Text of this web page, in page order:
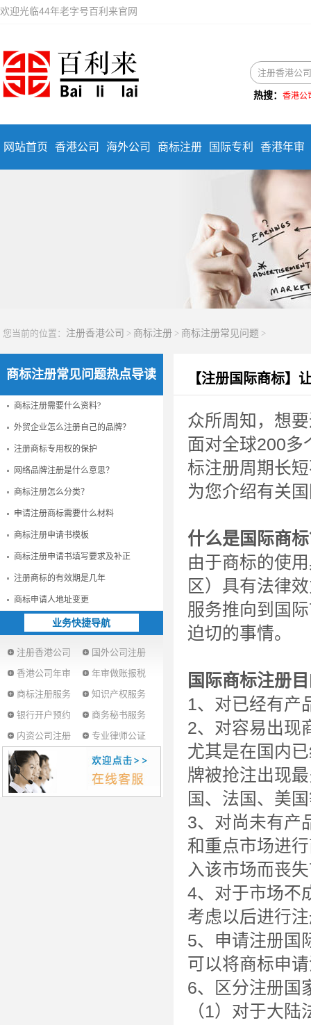
欢迎光临44年老字号百利来官网
热搜： 香港公
网站首页 香港公司 海外公司 商标注册 国际专利 香港年审
您当前的位置： 注册香港公司 > 商标注册 > 商标注册常见问题 >
商标注册常见问题热点导读
商标注册需要什么资料?
外贸企业怎么注册自己的品牌？
注册商标专用权的保护
网络品牌注册是什么意思？
商标注册怎么分类？
申请注册商标需要什么材料
商标注册申请书模板
商标注册申请书填写要求及补正
注册商标的有效期是几年
商标申请人地址变更
业务快捷导航
注册香港公司
国外公司注册
香港公司年审
年审做账报税
商标注册服务
知识产权服务
银行开户预约
商务秘书服务
内资公司注册
专业律师公证
【注册国际商标】
众所周知，想
面对全球200多
标注册周期长
为您介绍有关
什么是国际商
由于商标的使
区）具有法律
服务推向到国
迫切的事情。
国际商标注册
1、对已经有产
2、对容易出现
尤其是在国内
牌被抢注出现
国、法国、美
3、对尚未有产
和重点市场进
入该市场而丧
4、对于市场不
考虑以后进行
5、申请注册国
可以将商标申
6、区分注册国
（1）对于大